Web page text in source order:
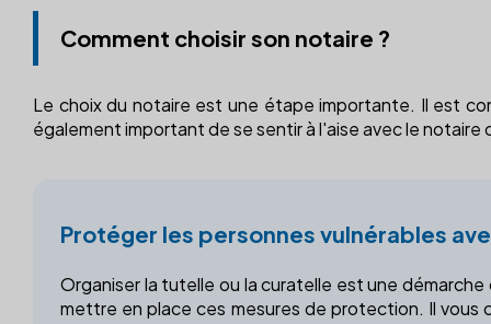
Comment choisir son notaire ?
Le choix du notaire est une étape importante. Il est
également important de se sentir à l'aise avec le
Protéger les personnes vulnérables
Organiser la tutelle ou la curatelle est une
mettre en place ces mesures de protection. Il vous